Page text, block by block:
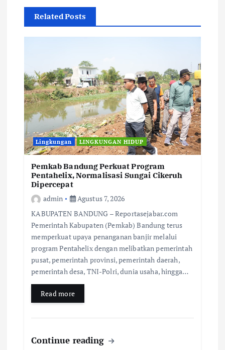
Related Posts
Lingkungan LINGKUNGAN HIDUP
Pemkab Bandung Perkuat Program
Pentahelix, Normalisasi Sungai Cikeruh
Dipercepat
admin
Agustus 7, 2026
KABUPATEN BANDUNG – Reportasejabar.com
Pemerintah Kabupaten (Pemkab) Bandung terus
memperkuat upaya penanganan banjir melalui
program Pentahelix dengan melibatkan pemerintah
pusat, pemerintah provinsi, pemerintah daerah,
pemerintah desa, TNI-Polri, dunia usaha, hingga…
Read more
Continue reading